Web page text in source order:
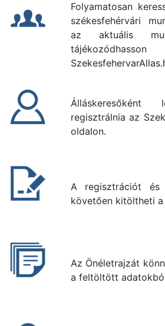
Folyamatosan
székesfehérvári
az aktuális
Álláskeresőként
regisztrálnia az
oldalon.
A regisztrációt és
követően kitöltheti
Az Önéletrajzát
a feltöltött